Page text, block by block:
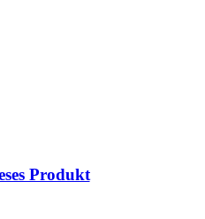
Produkt